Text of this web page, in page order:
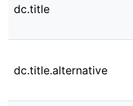
dc.title
dc.title.alternative